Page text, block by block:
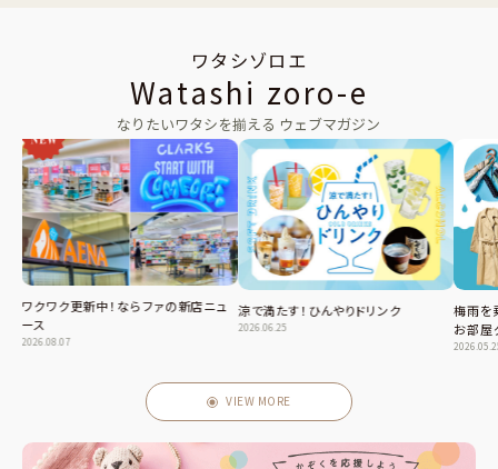
ワタシゾロエ
Watashi zoro-e
なりたいワタシを揃える ウェブマガジン
ワクワク更新中！ならファの新店ニュ
ース
2026.08.07
涼で満たす！ひんやりドリンク
2026.06.25
梅雨を
お部屋
VIEW MORE